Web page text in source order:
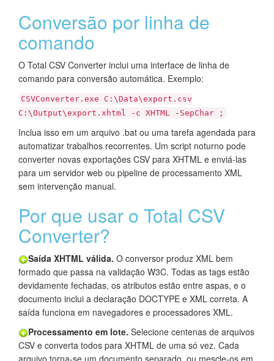
Conversão por linha de
comando
O Total CSV Converter inclui uma interface de linha de
comando para conversão automática. Exemplo:
CSVConverter.exe C:\Data\export.csv
C:\Output\export.xhtml -c XHTML -SepChar ;
Inclua isso em um arquivo .bat ou uma tarefa agendada para
automatizar trabalhos recorrentes. Um script noturno pode
converter novas exportações CSV para XHTML e enviá-las
para um servidor web ou pipeline de processamento XML
sem intervenção manual.
Por que usar o Total CSV
Converter?
Saída XHTML válida. O conversor produz XML bem
formado que passa na validação W3C. Todas as tags estão
devidamente fechadas, os atributos estão entre aspas, e o
documento inclui a declaração DOCTYPE e XML correta. A
saída funciona em navegadores e processadores XML.
Processamento em lote. Selecione centenas de arquivos
CSV e converta todos para XHTML de uma só vez. Cada